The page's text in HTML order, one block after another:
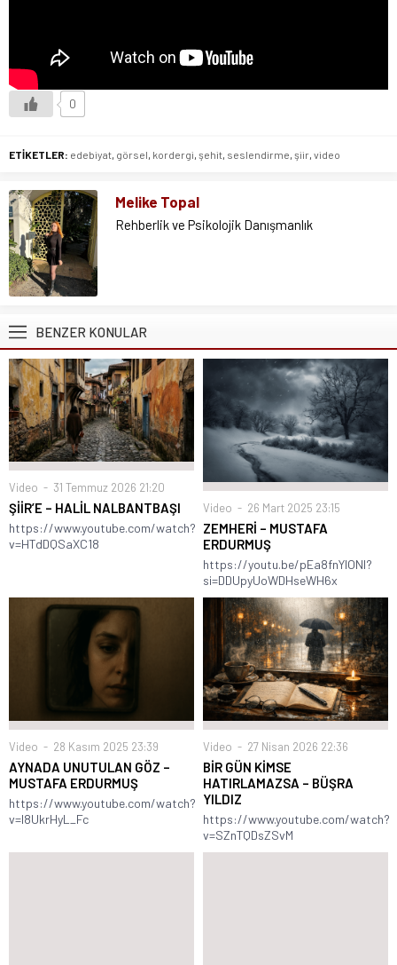
0
ETİKETLER: edebiyat görsel kordergi şehit seslendirme şiir video
Melike Topal
Rehberlik ve Psikolojik Danışmanlık
BENZER KONULAR
Video 31 Temmuz 2026 21:20
ŞİİR’E – HALİL NALBANTBAŞI
https://www.youtube.com/watch?
v=HTdDQSaXC18
Video 26 Mart 2025 23:15
ZEMHERİ – MUSTAFA
ERDURMUŞ
https://youtu.be/pEa8fnYlONI?
si=DDUpyUoWDHseWH6x
Video 28 Kasım 2025 23:39
AYNADA UNUTULAN GÖZ –
MUSTAFA ERDURMUŞ
https://www.youtube.com/watch?
v=I8UkrHyL_Fc
Video 27 Nisan 2026 22:36
BİR GÜN KİMSE
HATIRLAMAZSA – BÜŞRA
YILDIZ
https://www.youtube.com/watch?
v=SZnTQDsZSvM